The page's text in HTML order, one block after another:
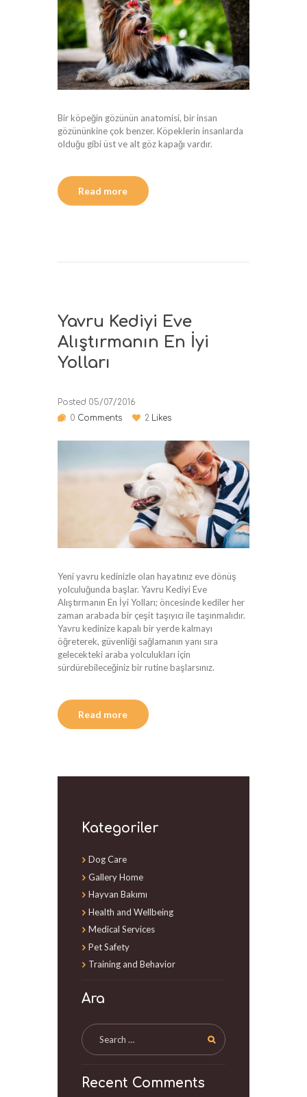
Bir köpeğin gözünün anatomisi, bir insan
gözününkine çok benzer. Köpeklerin insanlarda
olduğu gibi üst ve alt göz kapağı vardır.
Read more
Yavru Kediyi Eve
Alıştırmanın En İyi
Yolları
Posted 05/07/2016
0 Comments 2 Likes
Yeni yavru kedinizle olan hayatınız eve dönüş
yolculuğunda başlar. Yavru Kediyi Eve
Alıştırmanın En İyi Yolları; öncesinde kediler her
zaman arabada bir çeşit taşıyıcı ile taşınmalıdır.
Yavru kedinize kapalı bir yerde kalmayı
öğreterek, güvenliği sağlamanın yanı sıra
gelecekteki araba yolculukları için
sürdürebileceğiniz bir rutine başlarsınız.
Read more
Kategoriler
Dog Care
Gallery Home
Hayvan Bakımı
Health and Wellbeing
Medical Services
Pet Safety
Training and Behavior
Ara
Recent Comments